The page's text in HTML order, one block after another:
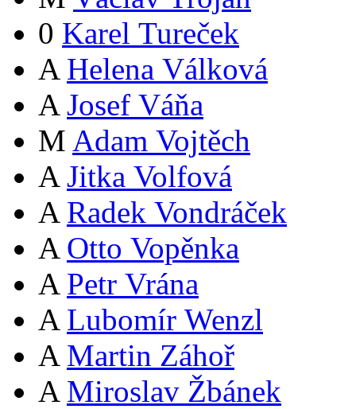
0 Karel Tureček
A Helena Válková
A Josef Váňa
M Adam Vojtěch
A Jitka Volfová
A Radek Vondráček
A Otto Vopěnka
A Petr Vrána
A Lubomír Wenzl
A Martin Záhoř
A Miroslav Žbánek